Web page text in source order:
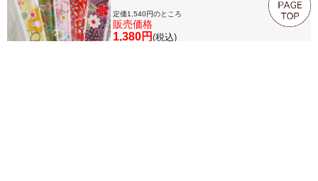
定価1,540円のところ
販売価格
1,380円 (税込)